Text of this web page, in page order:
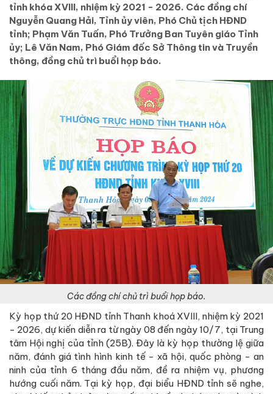
tỉnh khóa XVIII, nhiệm kỳ 2021 - 2026. Các đồng chí
Nguyễn Quang Hải, Tỉnh ủy viên, Phó Chủ tịch HĐND
tỉnh; Phạm Văn Tuấn, Phó Trưởng Ban Tuyên giáo Tỉnh
ủy; Lê Văn Nam, Phó Giám đốc Sở Thông tin và Truyền
thông, đồng chủ trì buổi họp báo.
Các đồng chí chủ trì buổi họp báo.
Kỳ họp thứ 20 HĐND tỉnh Thanh khoá XVIII, nhiệm kỳ 2021
- 2026, dự kiến diễn ra từ ngày 08 đến ngày 10/7, tại Trung
tâm Hội nghị của tỉnh (25B). Đây là kỳ họp thường lệ giữa
năm, đánh giá tình hình kinh tế - xã hội, quốc phòng - an
ninh của tỉnh 6 tháng đầu năm, đề ra nhiệm vụ, phương
hướng cuối năm. Tại kỳ họp, đại biểu HĐND tỉnh sẽ nghe,